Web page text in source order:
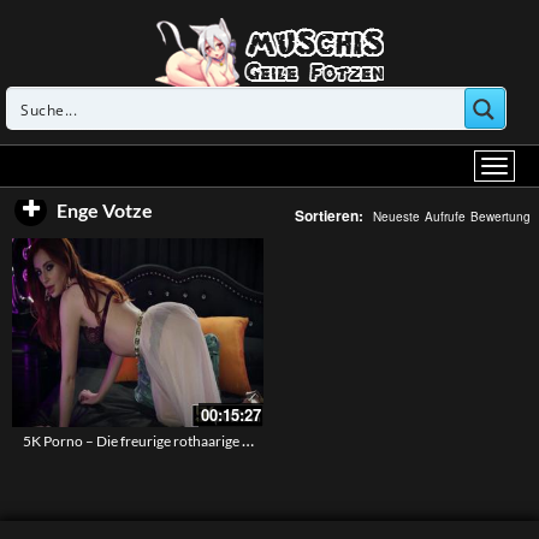
Enge Votze Sortieren: Neueste Aufrufe Bewertung
00:15:27
5K Porno – Die freurige rothaarige Maya Kendrick wird von seinem Sperma besamt